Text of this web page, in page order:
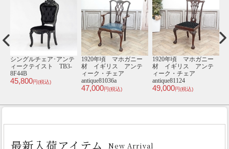
1940年頃 オーク材
イギリス アンティー
ク・ワードローブ
antique81139
1900年頃 オーク材
イギリス アンティー
ク・チェア
antique80644k
59,000円(税込)
1930年頃 マホガニー
材 フランス アンテ
ィーク・ナイトテーブ
ル antique65607a
105,000円(税込)